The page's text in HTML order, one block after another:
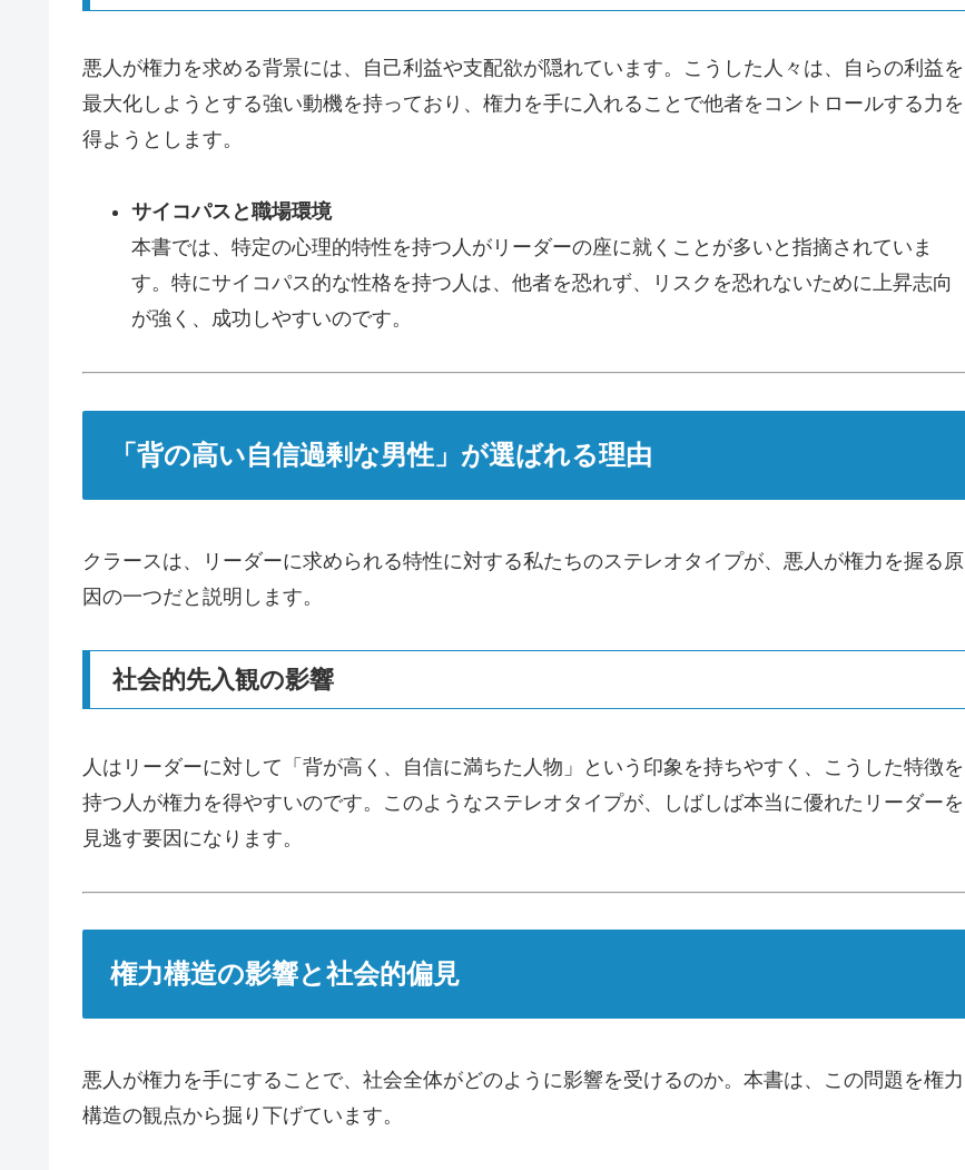
悪人が権力を求める背景には、自己利益や支配欲が隠れています。こうした人々は、自らの利益を
最大化しようとする強い動機を持っており、権力を手に入れることで他者をコントロールする力を
得ようとします。
サイコパスと職場環境
本書では、特定の心理的特性を持つ人がリーダーの座に就くことが多いと指摘されていま
す。特にサイコパス的な性格を持つ人は、他者を恐れず、リスクを恐れないために上昇志向
が強く、成功しやすいのです。
「背の高い自信過剰な男性」が選ばれる理由
クラースは、リーダーに求められる特性に対する私たちのステレオタイプが、悪人が権力を握る原
因の一つだと説明します。
社会的先入観の影響
人はリーダーに対して「背が高く、自信に満ちた人物」という印象を持ちやすく、こうした特徴を
持つ人が権力を得やすいのです。このようなステレオタイプが、しばしば本当に優れたリーダーを
見逃す要因になります。
権力構造の影響と社会的偏見
悪人が権力を手にすることで、社会全体がどのように影響を受けるのか。本書は、この問題を権力
構造の観点から掘り下げています。